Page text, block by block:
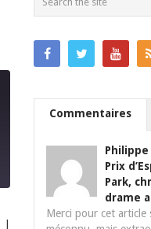
Commentaires
Prix
Park,
drame
Merci pour cet article